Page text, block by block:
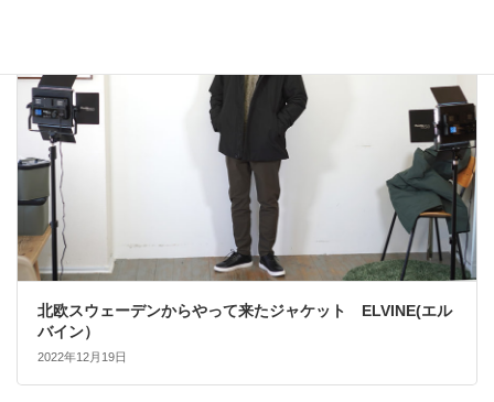
北欧スウェーデンからやって来たジャケット ELVINE(エル
バイン）
2022年12月19日